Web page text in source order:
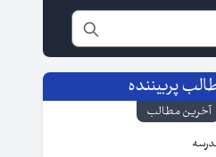
پربیننده
آخرین مطالب